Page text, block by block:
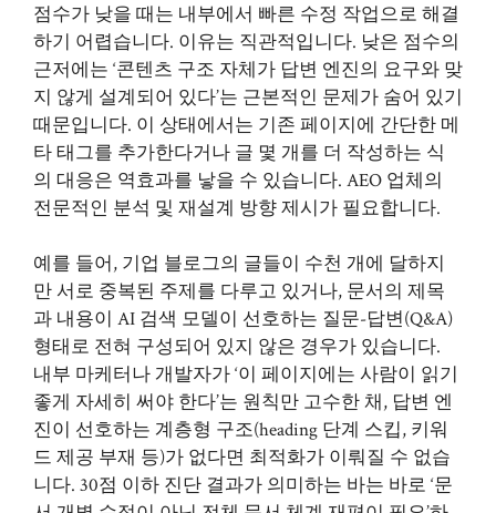
점수가 낮을 때는 내부에서 빠른 수정 작업으로 해결
하기 어렵습니다. 이유는 직관적입니다. 낮은 점수의
근저에는 ‘콘텐츠 구조 자체가 답변 엔진의 요구와 맞
지 않게 설계되어 있다’는 근본적인 문제가 숨어 있기
때문입니다. 이 상태에서는 기존 페이지에 간단한 메
타 태그를 추가한다거나 글 몇 개를 더 작성하는 식
의 대응은 역효과를 낳을 수 있습니다. AEO 업체의
전문적인 분석 및 재설계 방향 제시가 필요합니다.
예를 들어, 기업 블로그의 글들이 수천 개에 달하지
만 서로 중복된 주제를 다루고 있거나, 문서의 제목
과 내용이 AI 검색 모델이 선호하는 질문-답변(Q&A)
형태로 전혀 구성되어 있지 않은 경우가 있습니다.
내부 마케터나 개발자가 ‘이 페이지에는 사람이 읽기
좋게 자세히 써야 한다’는 원칙만 고수한 채, 답변 엔
진이 선호하는 계층형 구조(heading 단계 스킵, 키워
드 제공 부재 등)가 없다면 최적화가 이뤄질 수 없습
니다. 30점 이하 진단 결과가 의미하는 바는 바로 ‘문